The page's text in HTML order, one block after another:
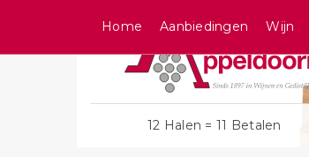
12 Halen = 11 Betalen
Home Aanbiedingen Wijn